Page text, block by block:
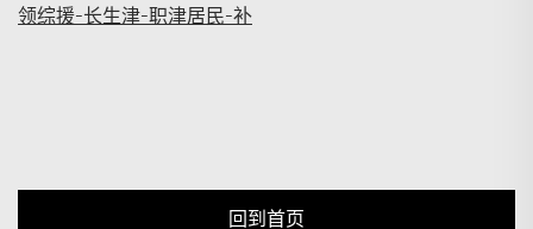
领综援-长生津-职津居民-补
回到首页